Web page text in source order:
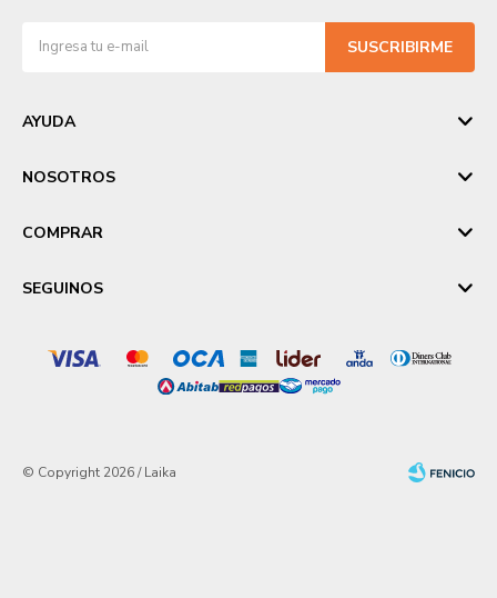
SUSCRIBIRME
AYUDA
NOSOTROS
COMPRAR
SEGUINOS
© Copyright 2026 / Laika